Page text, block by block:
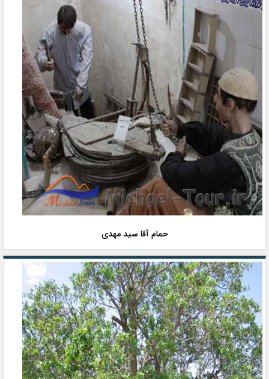
حمام آقا سید مهدی